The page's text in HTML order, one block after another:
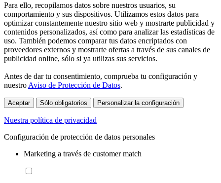
Para ello, recopilamos datos sobre nuestros usuarios, su
comportamiento y sus dispositivos. Utilizamos estos datos para
optimizar constantemente nuestro sitio web y mostrarte publicidad y
contenidos personalizados, así como para analizar las estadísticas de
uso. También podemos comparar tus datos encriptados con
proveedores externos y mostrarte ofertas a través de sus canales de
publicidad online, sólo si ya utilizas sus servicios.
Antes de dar tu consentimiento, comprueba tu configuración y
nuestro Aviso de Protección de Datos.
Aceptar Sólo obligatorios Personalizar la configuración
Nuestra política de privacidad
Configuración de protección de datos personales
Marketing a través de customer match